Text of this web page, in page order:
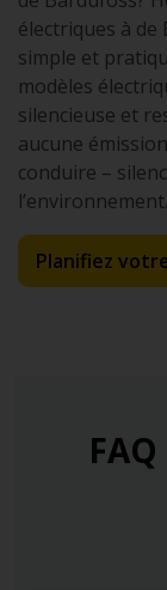
électriques à
simple et
modèles
silencieuse et
aucune
conduire –
l’environnement.
Planifiez